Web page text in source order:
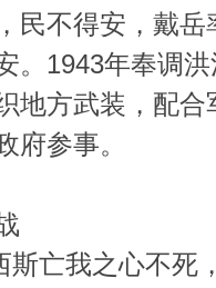
民不得安，戴
。1943年奉调
地方武装，配
府参事。
斯亡我之心不死